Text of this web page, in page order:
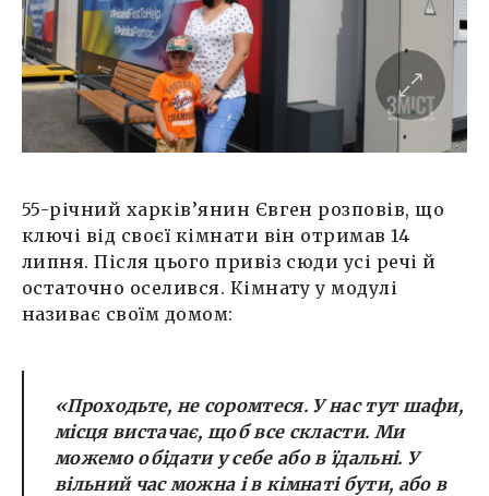
55-річний харків’янин Євген розповів, що
ключі від своєї кімнати він отримав 14
липня. Після цього привіз сюди усі речі й
остаточно оселився. Кімнату у модулі
називає своїм домом:
«Проходьте, не соромтеся. У нас тут шафи,
місця вистачає, щоб все скласти. Ми
можемо обідати у себе або в їдальні. У
вільний час можна і в кімнаті бути, або в